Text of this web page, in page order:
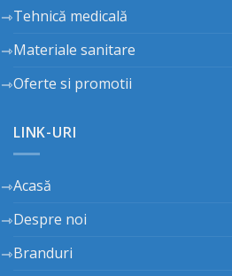
Tehnică medicală
Materiale sanitare
Oferte si promotii
LINK-URI
Acasă
Despre noi
Branduri